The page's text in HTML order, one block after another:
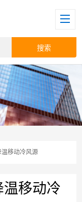
移动冷风源
移动冷